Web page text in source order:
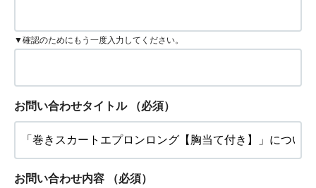
▼確認のためにもう一度入力してください。
お問い合わせタイトル （必須）
お問い合わせ内容 （必須）